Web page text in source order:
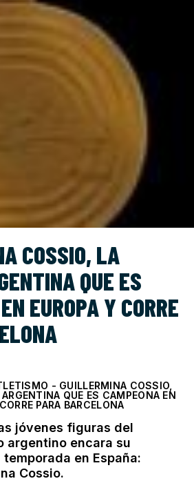
COSSIO, LA
QUE ES
EUROPA Y CORRE
- GUILLERMINA COSSIO,
QUE ES CAMPEONA EN
PARA BARCELONA
jóvenes figuras del
argentino encara su
en España:
Cossio.